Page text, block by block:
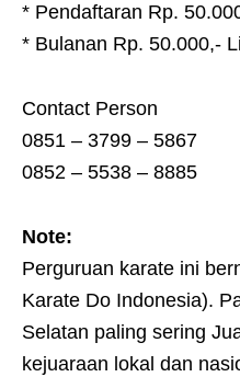
* Pendaftaran Rp.
* Bulanan Rp. 50.000,-
Contact Person
0851 – 3799 – 5867
0852 – 5538 – 8885
Note:
Perguruan karate ini
Karate Do Indonesia).
Selatan paling sering
kejuaraan lokal dan